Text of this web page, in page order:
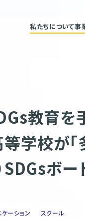
私たちについて事
教育
学校が「
ボ
ーション スクール